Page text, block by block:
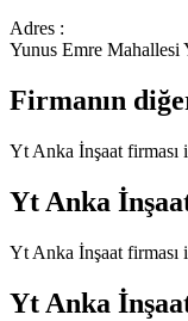
Adres :
Yunus Emre Mahallesi
Firmanın
Yt Anka İnşaat firması
Yt Anka
Yt Anka İnşaat firması
Yt Anka